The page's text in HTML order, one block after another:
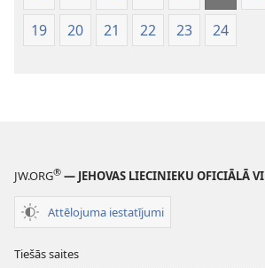
19
20 21 22 23 24
JW.ORG® — JEHOVAS LIECINIEKU OFICIĀLĀ
Attēlojuma iestatījumi
Tiešās saites